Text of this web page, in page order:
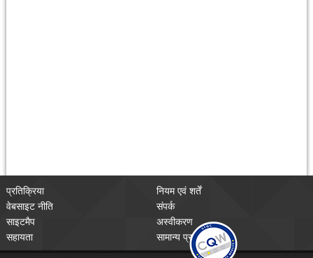
प्रतिक्रिया
नियम एवं शर्तें
वेबसाइट नीति
संपर्क
साइटमैप
अस्वीकरण
सहायता
सामान्य प्रश्न